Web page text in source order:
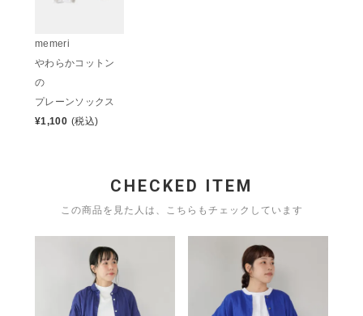
memeri
やわらかコットン
の
プレーンソックス
¥1,100 (税込)
CHECKED ITEM
この商品を見た人は、こちらもチェックしています